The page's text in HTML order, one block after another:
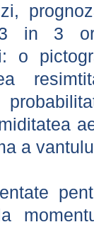
in 3
o
a